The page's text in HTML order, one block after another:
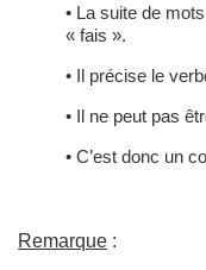
• La suite de
« fais ».
• Il précise le
• Il ne peut pas
• C’est donc un
Remarque :